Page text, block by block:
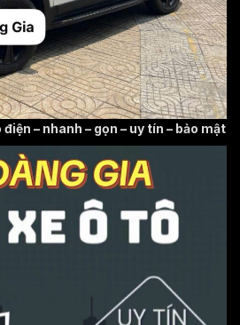
– nhanh – gọn – uy tín – bảo mật